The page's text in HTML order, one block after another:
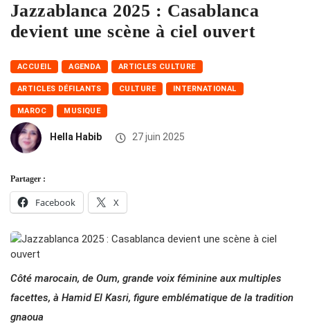
Jazzablanca 2025 : Casablanca
devient une scène à ciel ouvert
ACCUEIL AGENDA ARTICLES CULTURE
ARTICLES DÉFILANTS CULTURE INTERNATIONAL
MAROC MUSIQUE
Hella Habib 27 juin 2025
Partager :
Facebook X
Côté marocain, de Oum, grande voix féminine aux multiples
facettes, à Hamid El Kasri, figure emblématique de la tradition
gnaoua